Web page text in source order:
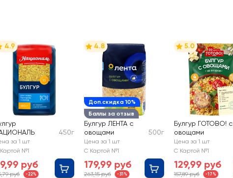
4.9
450г
за 1 шт
№1
руб
руб -22%
Доп.скидка 10%
Баллы за отзыв
4.8
Булгур ЛЕНТА с
овощами
500г
Цена за 1 шт
С Картой №1
179,99 руб
263,15 руб -31%
5.0
Булгур ГОТОВО! с
овощами
Цена за 1 шт
С Картой №1
129,99 руб
157,89 руб -17%